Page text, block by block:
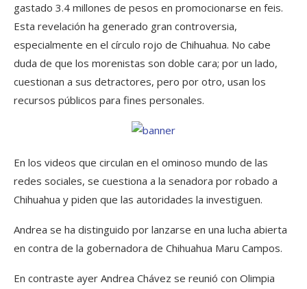
gastado 3.4 millones de pesos en promocionarse en feis.
Esta revelación ha generado gran controversia,
especialmente en el círculo rojo de Chihuahua. No cabe
duda de que los morenistas son doble cara; por un lado,
cuestionan a sus detractores, pero por otro, usan los
recursos públicos para fines personales.
En los videos que circulan en el ominoso mundo de las
redes sociales, se cuestiona a la senadora por robado a
Chihuahua y piden que las autoridades la investiguen.
Andrea se ha distinguido por lanzarse en una lucha abierta
en contra de la gobernadora de Chihuahua Maru Campos.
En contraste ayer Andrea Chávez se reunió con Olimpia